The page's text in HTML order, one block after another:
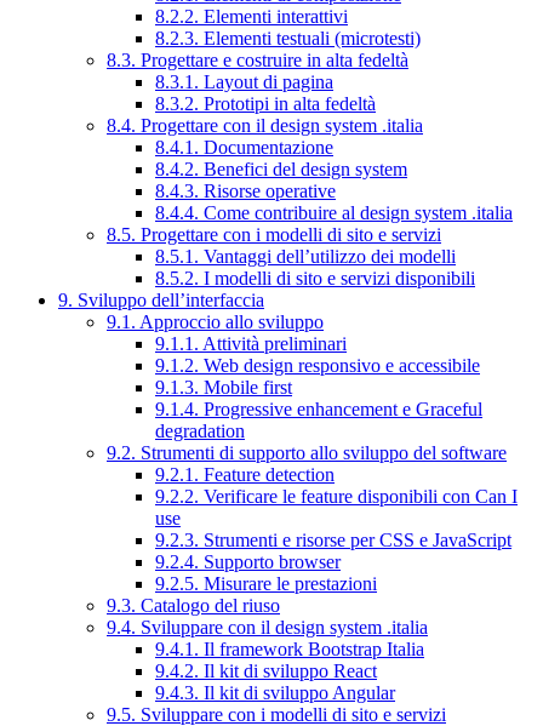
8.2.2. Elementi interattivi
8.2.3. Elementi testuali (microtesti)
8.3. Progettare e costruire in alta fedeltà
8.3.1. Layout di pagina
8.3.2. Prototipi in alta fedeltà
8.4. Progettare con il design system .italia
8.4.1. Documentazione
8.4.2. Benefici del design system
8.4.3. Risorse operative
8.4.4. Come contribuire al design system .italia
8.5. Progettare con i modelli di sito e servizi
8.5.1. Vantaggi dell’utilizzo dei modelli
8.5.2. I modelli di sito e servizi disponibili
9. Sviluppo dell’interfaccia
9.1. Approccio allo sviluppo
9.1.1. Attività preliminari
9.1.2. Web design responsivo e accessibile
9.1.3. Mobile first
9.1.4. Progressive enhancement e Graceful
degradation
9.2. Strumenti di supporto allo sviluppo del software
9.2.1. Feature detection
9.2.2. Verificare le feature disponibili con Can I
use
9.2.3. Strumenti e risorse per CSS e JavaScript
9.2.4. Supporto browser
9.2.5. Misurare le prestazioni
9.3. Catalogo del riuso
9.4. Sviluppare con il design system .italia
9.4.1. Il framework Bootstrap Italia
9.4.2. Il kit di sviluppo React
9.4.3. Il kit di sviluppo Angular
9.5. Sviluppare con i modelli di sito e servizi